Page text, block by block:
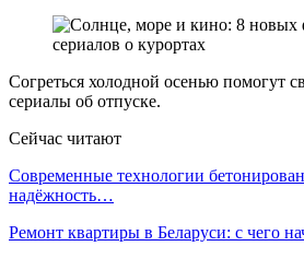
Согреться холодной осенью помогут
сериалы об отпуске.
Сейчас читают
Современные технологии
надёжность…
Ремонт квартиры в Беларуси: с чего